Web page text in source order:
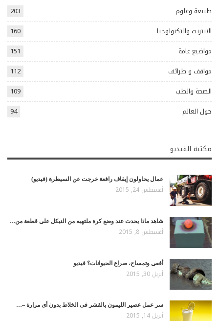
طبيعة وعلوم
203
الانترنت والتكنولوجيا
160
مواضيع عامة
151
مواقف و طرائف
112
الصحة والطب
109
حول العالم
94
مكتبة الفيديو
عمال يحاولون إيقاف رافعة خرجت عن السيطرة (فيديو)
أغسطس 24, 2015
شاهد ماذا يحدث عند وضع كرة ملتهبه من النيكل على قطعة من…
أغسطس 8, 2015
أفعى وتمساح، صراع الحيوانات؟ فيديو
أبريل 30, 2015
سر عمل عصير الليمون بالقشر فى الخلاط بدون أى مرارة –…
أبريل 14, 2015